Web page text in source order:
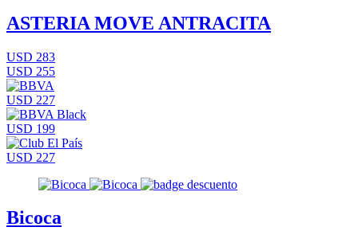
ASTERIA MOVE ANTRACITA
USD 283
USD 255
USD 227
USD 199
USD 227
Bicoca